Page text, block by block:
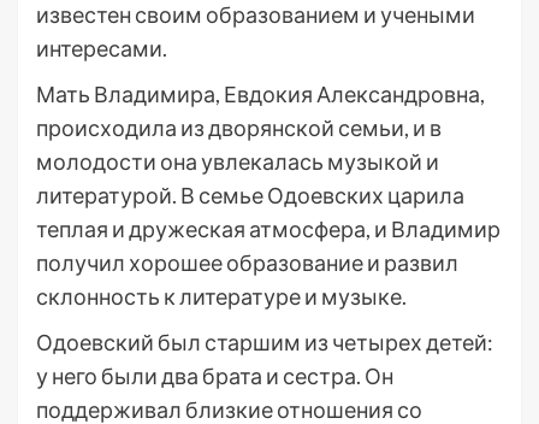
известен своим образованием и учеными
интересами.
Мать Владимира, Евдокия Александровна,
происходила из дворянской семьи, и в
молодости она увлекалась музыкой и
литературой. В семье Одоевских царила
теплая и дружеская атмосфера, и Владимир
получил хорошее образование и развил
склонность к литературе и музыке.
Одоевский был старшим из четырех детей:
у него были два брата и сестра. Он
поддерживал близкие отношения со